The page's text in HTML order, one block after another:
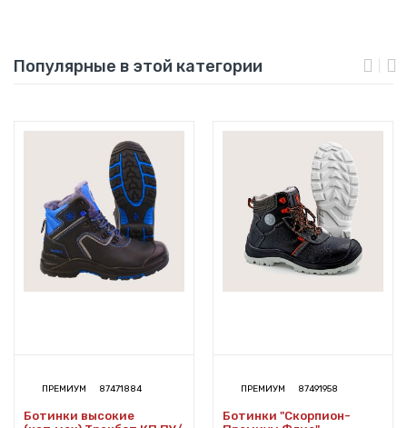
Популярные в этой категории
ПРЕМИУМ 87471884
Ботинки высокие
ПРЕМИУМ 87491958
Ботинки "Скорпион-